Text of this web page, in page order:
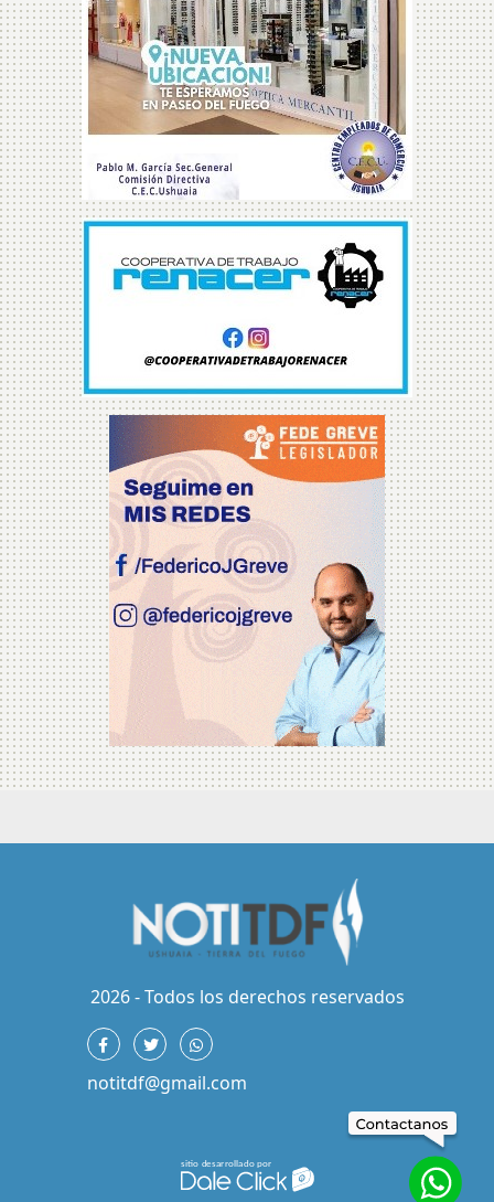
2026 - Todos los derechos reservados
notitdf@gmail.com